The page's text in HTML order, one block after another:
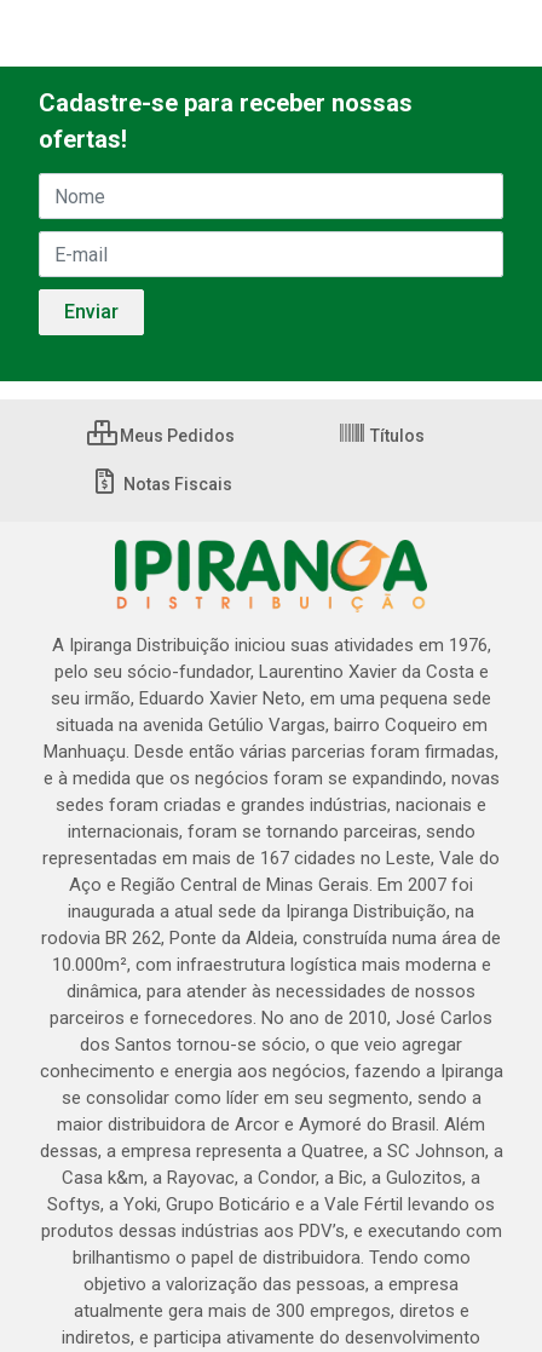
Cadastre-se para receber nossas
ofertas!
Meus Pedidos Títulos
Notas Fiscais
A Ipiranga Distribuição iniciou suas atividades em 1976,
pelo seu sócio-fundador, Laurentino Xavier da Costa e
seu irmão, Eduardo Xavier Neto, em uma pequena sede
situada na avenida Getúlio Vargas, bairro Coqueiro em
Manhuaçu. Desde então várias parcerias foram firmadas,
e à medida que os negócios foram se expandindo, novas
sedes foram criadas e grandes indústrias, nacionais e
internacionais, foram se tornando parceiras, sendo
representadas em mais de 167 cidades no Leste, Vale do
Aço e Região Central de Minas Gerais. Em 2007 foi
inaugurada a atual sede da Ipiranga Distribuição, na
rodovia BR 262, Ponte da Aldeia, construída numa área de
10.000m², com infraestrutura logística mais moderna e
dinâmica, para atender às necessidades de nossos
parceiros e fornecedores. No ano de 2010, José Carlos
dos Santos tornou-se sócio, o que veio agregar
conhecimento e energia aos negócios, fazendo a Ipiranga
se consolidar como líder em seu segmento, sendo a
maior distribuidora de Arcor e Aymoré do Brasil. Além
dessas, a empresa representa a Quatree, a SC Johnson, a
Casa k&m, a Rayovac, a Condor, a Bic, a Gulozitos, a
Softys, a Yoki, Grupo Boticário e a Vale Fértil levando os
produtos dessas indústrias aos PDV’s, e executando com
brilhantismo o papel de distribuidora. Tendo como
objetivo a valorização das pessoas, a empresa
atualmente gera mais de 300 empregos, diretos e
indiretos, e participa ativamente do desenvolvimento